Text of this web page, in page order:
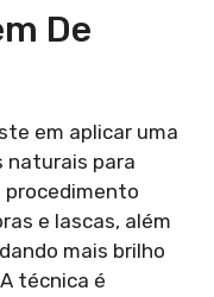
De
em aplicar uma
naturais para
procedimento
e lascas, além
mais brilho
técnica é